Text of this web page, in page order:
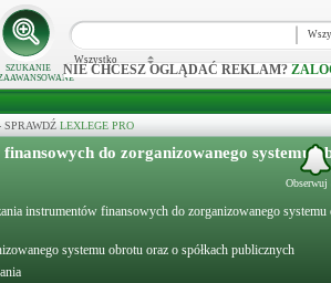
SZUKANIE
Wszystko
NIE CHCESZ OGLĄDAĆ REKLAM?
SPRAWDŹ LEXLEGE PRO
do zorganizowanego systemu
instrumentów finansowych do zorganizowanego systemu
systemu obrotu oraz o spółkach publicznych
Obserwuj